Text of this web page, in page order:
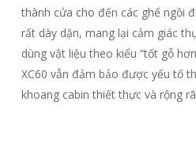
thành cửa cho đến các ghế ngồi
rất dày dặn, mang lại cảm giác
dùng vật liệu theo kiểu “tốt gỗ
XC60 vẫn đảm bảo được yếu tố
khoang cabin thiết thực và rộng